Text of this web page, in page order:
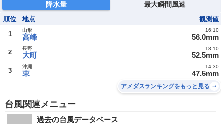
降水量 最大瞬間風速
順位 地点 観測値
1 高峰
山形
56.0mm
16:10
2 大町
長野
52.5mm
18:10
3 東
沖縄
47.5mm
14:30
アメダスランキングをもっと見る
台風関連メニュー
過去の台風データベース